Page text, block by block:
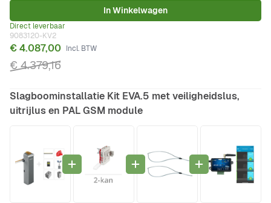
In Winkelwagen
Direct leverbaar
9083120-KV2
€ 4.087,00
€ 4.379,16
Slagboominstallatie Kit EVA.5 met veiligheidslus,
uitrijlus en PAL GSM module